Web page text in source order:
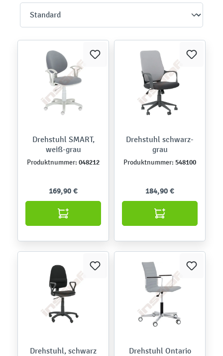
Drehstuhl SMART,
weiß-grau
Produktnummer: 048212
169,90 €
Drehstuhl schwarz-
grau
Produktnummer: 548100
184,90 €
Drehstuhl, schwarz Drehstuhl Ontario